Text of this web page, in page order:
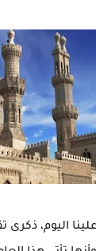
علينا اليوم،